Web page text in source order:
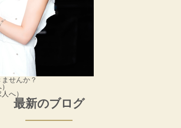
せんか？
へ）
最新のブログ